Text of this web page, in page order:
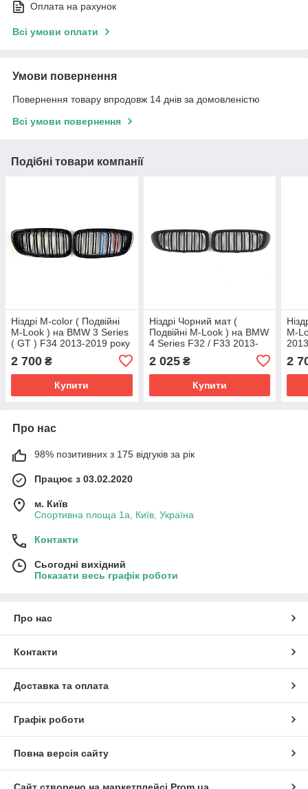
Оплата на рахунок
Всі умови оплати
Умови повернення
Повернення товару впродовж 14 днів за домовленістю
Всі умови повернення
Подібні товари компанії
Ніздрі M-color ( Подвійні
M-Look ) на BMW 3 Series
( GT ) F34 2013-2019 року
2 700 ₴
Купити
Ніздрі Чорний мат (
Подвійні M-Look ) на BMW
4 Series F32 / F33 2013-
2 025₴
Купити
M-
2
Про нас
98% позитивних з 175 відгуків за рік
Працює з 03.02.2020
м. Київ
Спортивна площа 1а, Київ, Україна
Контакти
Сьогодні вихідний
Показати весь графік роботи
Про нас
Контакти
Доставка та оплата
Графік роботи
Повна версія сайту